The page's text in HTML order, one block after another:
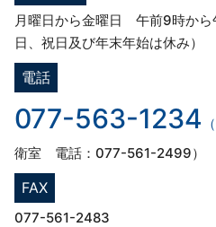
月曜日から金曜日 午前9時か
日、祝日及び年末年始は休み）
電話
077-563-1234
衛室 電話：077-561-2499）
FAX
077-561-2483